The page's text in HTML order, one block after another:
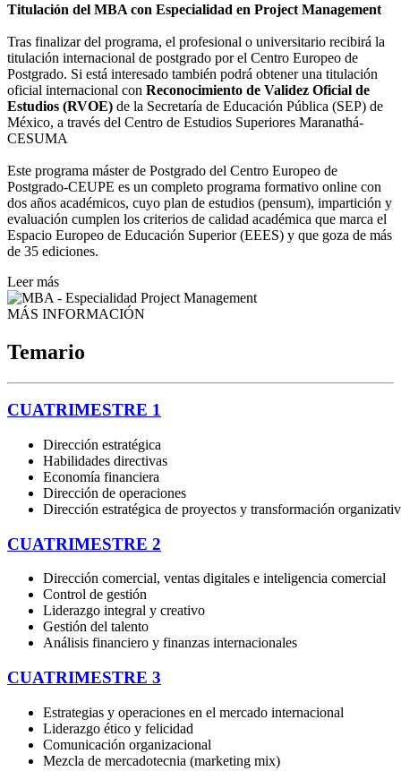
Titulación del MBA con Especialidad en Project Management
Tras finalizar del programa, el profesional o universitario recibirá la
titulación internacional de postgrado por el Centro Europeo de
Postgrado. Si está interesado también podrá obtener una titulación
oficial internacional con Reconocimiento de Validez Oficial de
Estudios (RVOE) de la Secretaría de Educación Pública (SEP) de
México, a través del Centro de Estudios Superiores Maranathá-
CESUMA
Este programa máster de Postgrado del Centro Europeo de
Postgrado-CEUPE es un completo programa formativo online con
dos años académicos, cuyo plan de estudios (pensum), impartición y
evaluación cumplen los criterios de calidad académica que marca el
Espacio Europeo de Educación Superior (EEES) y que goza de más
de 35 ediciones.
Leer más
MÁS INFORMACIÓN
Temario
CUATRIMESTRE 1
Dirección estratégica
Habilidades directivas
Economía financiera
Dirección de operaciones
Dirección estratégica de proyectos y transformación
CUATRIMESTRE 2
Dirección comercial, ventas digitales e inteligencia comercial
Control de gestión
Liderazgo integral y creativo
Gestión del talento
Análisis financiero y finanzas internacionales
CUATRIMESTRE 3
Estrategias y operaciones en el mercado internacional
Liderazgo ético y felicidad
Comunicación organizacional
Mezcla de mercadotecnia (marketing mix)